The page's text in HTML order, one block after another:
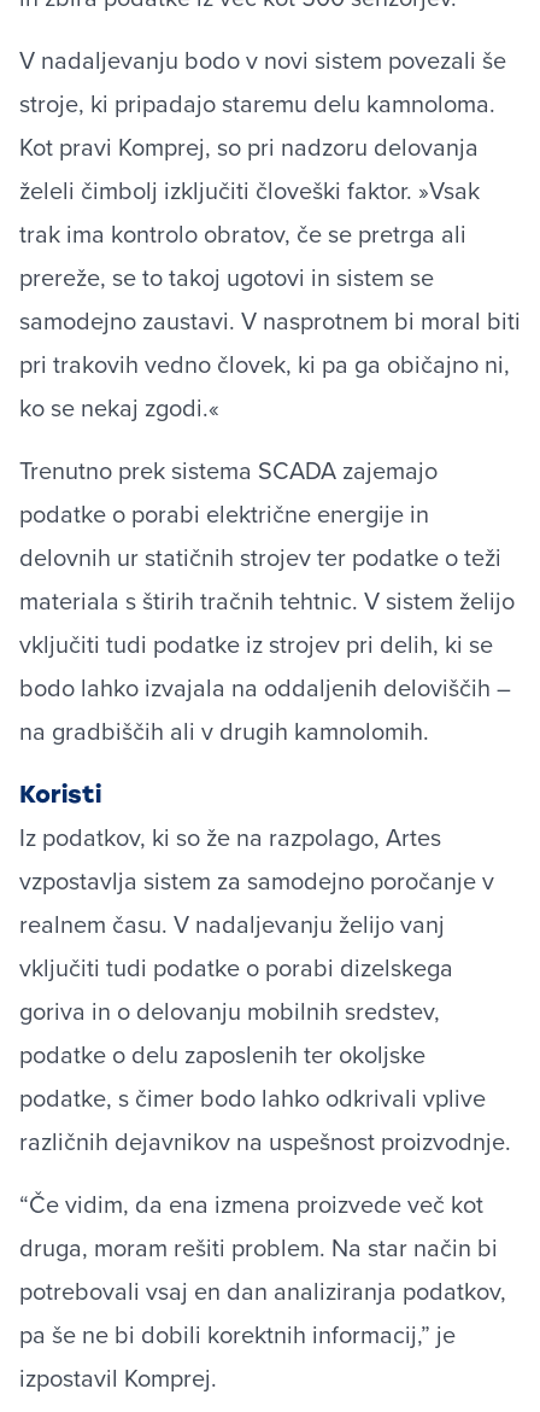
V nadaljevanju bodo v novi sistem povezali še
stroje, ki pripadajo staremu delu kamnoloma.
Kot pravi Komprej, so pri nadzoru delovanja
želeli čimbolj izključiti človeški faktor. »Vsak
trak ima kontrolo obratov, če se pretrga ali
prereže, se to takoj ugotovi in sistem se
samodejno zaustavi. V nasprotnem bi moral biti
pri trakovih vedno človek, ki pa ga običajno ni,
ko se nekaj zgodi.«
Trenutno prek sistema SCADA zajemajo
podatke o porabi električne energije in
delovnih ur statičnih strojev ter podatke o teži
materiala s štirih tračnih tehtnic. V sistem želijo
vključiti tudi podatke iz strojev pri delih, ki se
bodo lahko izvajala na oddaljenih deloviščih –
na gradbiščih ali v drugih kamnolomih.
Koristi
Iz podatkov, ki so že na razpolago, Artes
vzpostavlja sistem za samodejno poročanje v
realnem času. V nadaljevanju želijo vanj
vključiti tudi podatke o porabi dizelskega
goriva in o delovanju mobilnih sredstev,
podatke o delu zaposlenih ter okoljske
podatke, s čimer bodo lahko odkrivali vplive
različnih dejavnikov na uspešnost proizvodnje.
“Če vidim, da ena izmena proizvede več kot
druga, moram rešiti problem. Na star način bi
potrebovali vsaj en dan analiziranja podatkov,
pa še ne bi dobili korektnih informacij,” je
izpostavil Komprej.